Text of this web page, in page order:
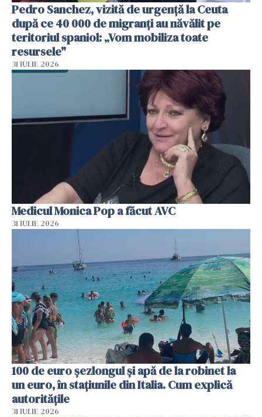
Pedro Sanchez, vizită de urgență la Ceuta
după ce 40 000 de migranți au năvălit pe
teritoriul spaniol: „Vom mobiliza toate
resursele"
31 IULIE 2026
Medicul Monica Pop a făcut AVC
31 IULIE 2026
100 de euro șezlongul și apă de la robinet la
un euro, în stațiunile din Italia. Cum explică
autoritățile
31 IULIE 2026